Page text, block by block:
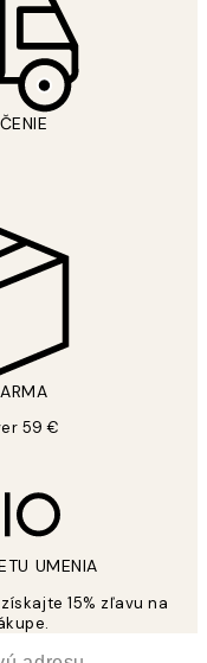
59 €
UMENIA
15% zľavu na